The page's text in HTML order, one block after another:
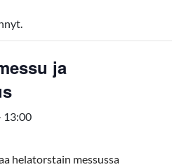
ja
13:00
helatorstain messussa